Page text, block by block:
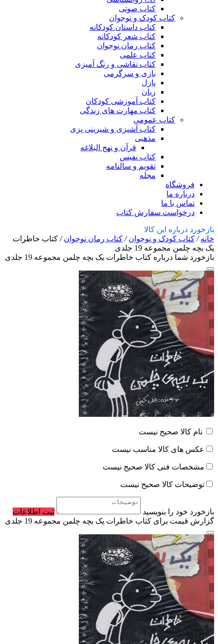
کتاب صوتی
کتاب کودک و نوجوان
کتاب داستان کودکانه
کتاب شعر کودکانه
کتاب رمان نوجوان
کتاب علمی
کتاب نقاشی و رنگ آمیزی
بازی و سرگرمی
پازل
زبان
کتاب آموزشی کودکان
کتاب مهارت های زندگی
کتاب عمومی
کتاب آشپزی و شیرینی پزی
مذهبی
قرآن و نهج البلاغه
کتاب نفیس
تقویم و سالنامه
مجله
فروشگاه
درباره ما
تماس با ما
درخواست سفارش کتاب
بازخورد درباره این کالا
خانه/ کتاب کودک و نوجوان/ کتاب رمان نوجوان/ کتاب خاطرات
یک بچه چلمن مجموعه 19 جلدی
بازخورد شما درباره کتاب خاطرات یک بچه چلمن مجموعه 19 جلدی
نام کالا صحیح نیست
عکس های کالا مناسب نیست
مشخصات فنی کالا صحیح نیست
توضیحات کالا صحیح نیست
بازخورد خود را بنویسید
ثبت اطلاعات
گزارش قیمت برای کتاب خاطرات یک بچه چلمن مجموعه 19 جلدی